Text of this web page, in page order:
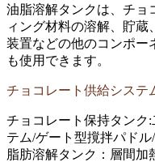
油脂溶解タンクは、チョ
ィング材料の溶解、貯
装置などの他のコンポー
も使用できます。
チョコレート供給システ
チョコレート保持タンク
テム/ゲート型撹拌パド
脂肪溶解タンク：層間加